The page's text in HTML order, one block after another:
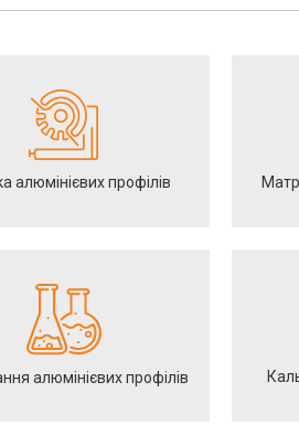
алюмінієвих профілів
алюмінієвих профілів